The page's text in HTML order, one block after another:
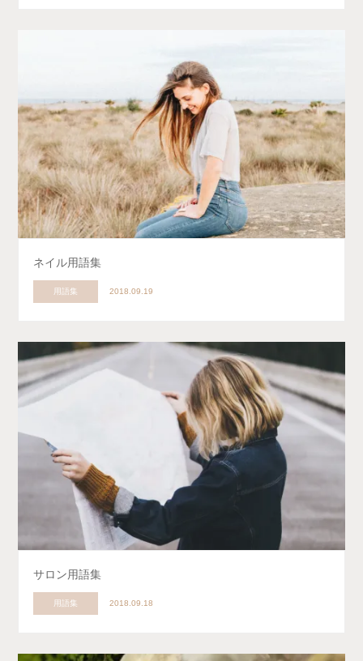
ネイル用語集
用語集 2018.09.19
サロン用語集
用語集 2018.09.18